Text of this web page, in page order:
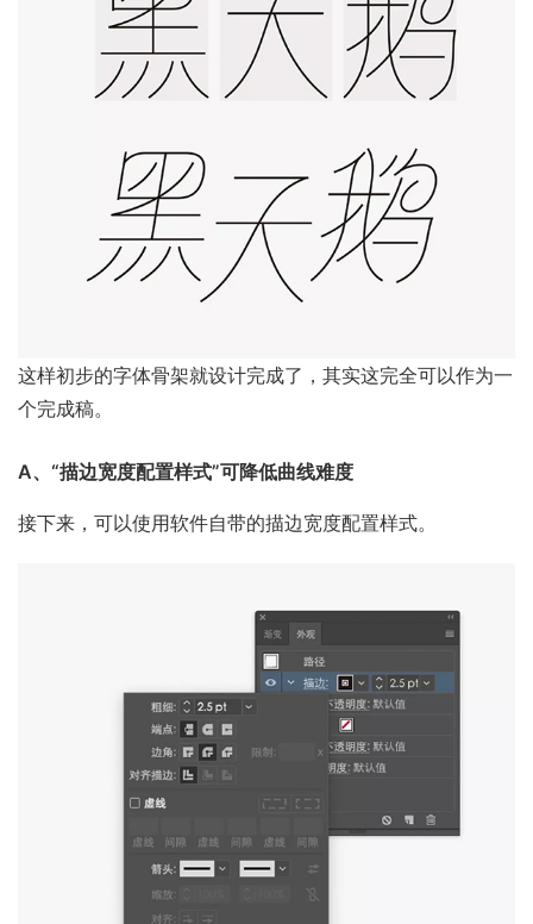
这样初步的字体骨架就设计完成了，其实这完全可以作为一
个完成稿。
A、“描边宽度配置样式”可降低曲线难度
接下来，可以使用软件自带的描边宽度配置样式。